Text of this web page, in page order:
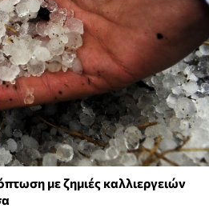
με ζημιές καλλιεργειών